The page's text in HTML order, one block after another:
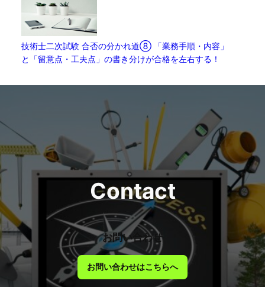
技術士二次試験 合否の分かれ道⑧ 「業務手順・内容」
と「留意点・工夫点」の書き分けが合格を左右する！
Contact
お問い合わせ
お問い合わせはこちらへ